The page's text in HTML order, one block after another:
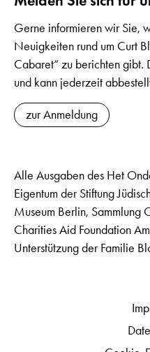
Gerne informieren wir Sie,
Neuigkeiten rund um Curt
Cabaret“ zu berichten gibt.
und kann jederzeit
zur Anmeldung
Alle Ausgaben des Het
Eigentum der Stiftung
Museum Berlin, Sammlung
Charities Aid Foundation
Unterstützung der Familie